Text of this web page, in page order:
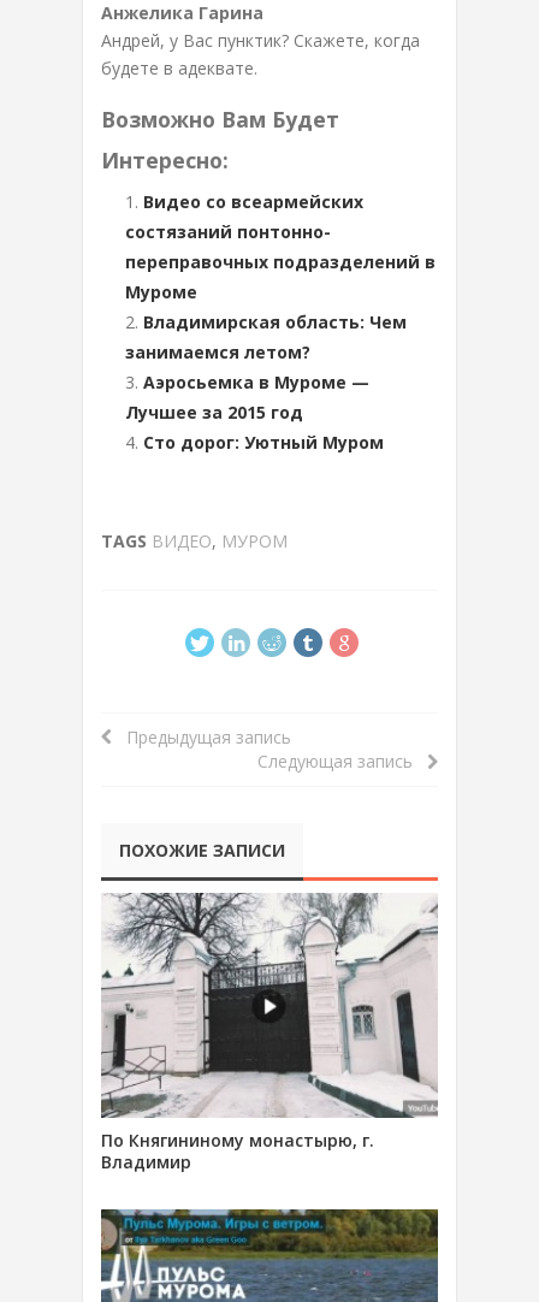
Анжелика Гарина
Андрей, у Вас пунктик? Скажете, когда
будете в адеквате.
Возможно Вам Будет
Интересно:
Видео со всеармейских
состязаний понтонно-
переправочных подразделений в
Муроме
Владимирская область: Чем
занимаемся летом?
Аэросьемка в Муроме —
Лучшее за 2015 год
Сто дорог: Уютный Муром
TAGS ВИДЕО, МУРОМ
Предыдущая запись
Следующая запись
ПОХОЖИЕ ЗАПИСИ
По Княгининому монастырю, г.
Владимир